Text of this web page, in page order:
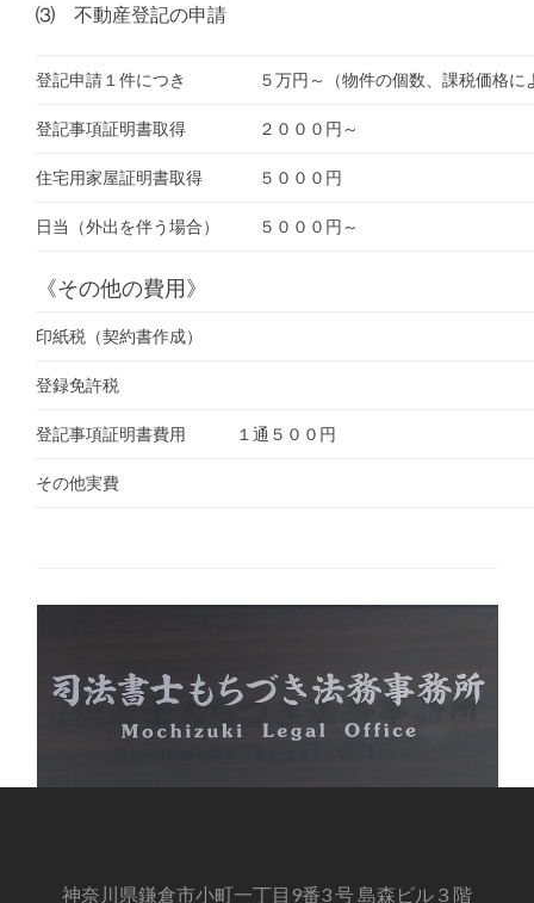
⑶ 不動産登記の申請
登記申請１件につき ５万円～（物件の個数、課税価格に
登記事項証明書取得 ２０００円～
住宅用家屋証明書取得 ５０００円
日当（外出を伴う場合） ５０００円～
《その他の費用》
印紙税（契約書作成）
登録免許税
登記事項証明書費用 １通５００円
その他実費
神奈川県鎌倉市小町一丁目9番3 号 島森ビル３階